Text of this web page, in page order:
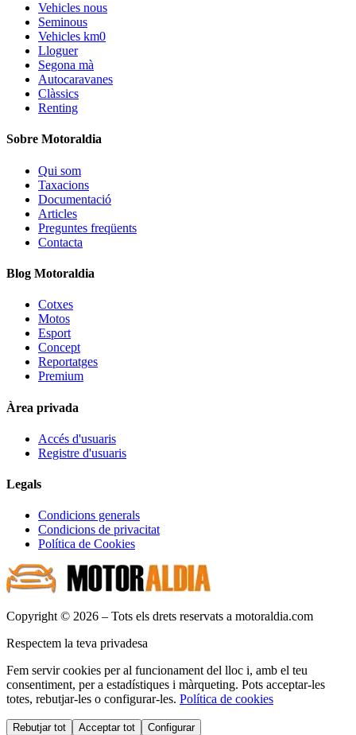
Vehicles nous
Seminous
Vehicles km0
Lloguer
Segona mà
Autocaravanes
Clàssics
Renting
Sobre Motoraldia
Qui som
Taxacions
Documentació
Articles
Preguntes freqüents
Contacta
Blog Motoraldia
Cotxes
Motos
Esport
Concept
Reportatges
Premium
Àrea privada
Accés d'usuaris
Registre d'usuaris
Legals
Condicions generals
Condicions de privacitat
Política de Cookies
Copyright © 2026 – Tots els drets reservats a motoraldia.com
Respectem la teva privadesa
Fem servir cookies per al funcionament del lloc i, amb el teu
consentiment, per a estadístiques i màrqueting. Pots acceptar-les
totes, rebutjar-les o configurar-les. Política de cookies
Rebutjar tot Acceptar tot Configurar